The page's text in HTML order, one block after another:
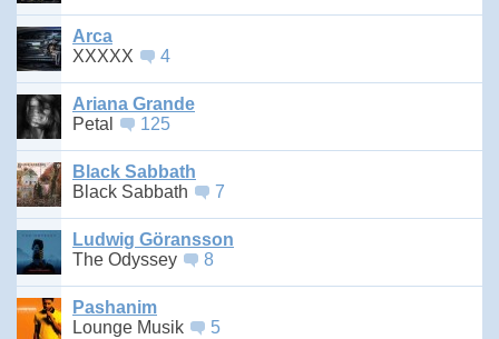
Arca
XXXXX
4
Ariana Grande
Petal
125
Black Sabbath
Black Sabbath
7
Ludwig Göransson
The Odyssey
8
Pashanim
Lounge Musik
5